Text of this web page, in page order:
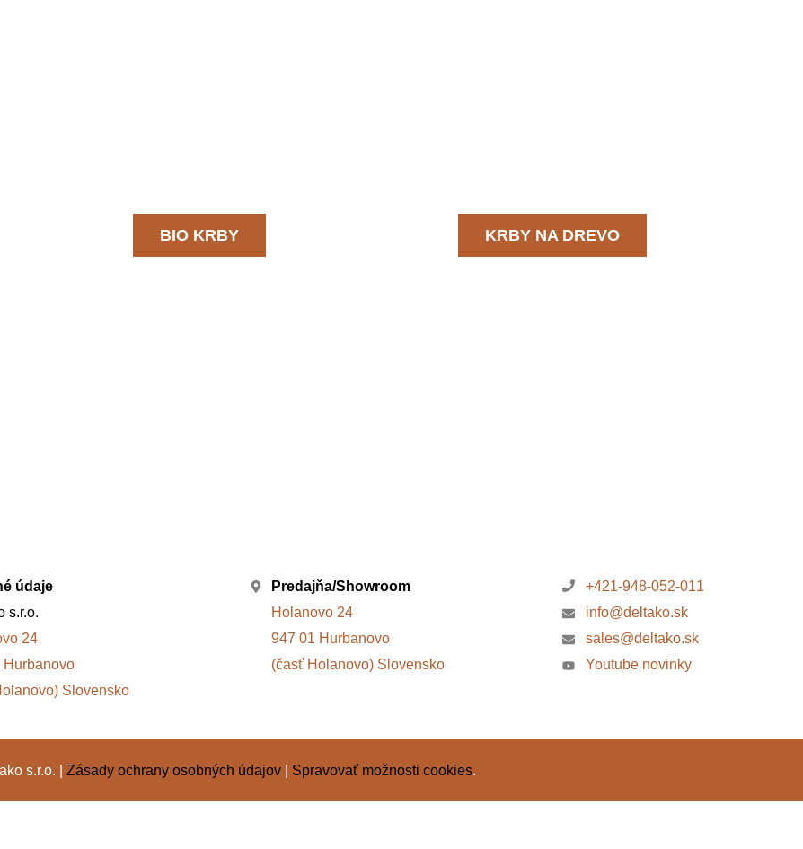
BIO KRBY KRBY NA DREVO
údaje
s.r.o.
24
Hurbanovo
Slovensko
Predajňa/Showroom
Holanovo 24
947 01 Hurbanovo
(časť Holanovo) Slovensko
+421-948-052-011
info@deltako.sk
sales@deltako.sk
Youtube novinky
s.r.o. | Zásady ochrany osobných údajov Spravovať možnosti cookies.